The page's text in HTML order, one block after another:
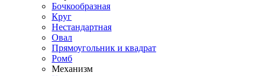
Бочкообразная
Круг
Нестандартная
Овал
Прямоугольник и квадрат
Ромб
Механизм